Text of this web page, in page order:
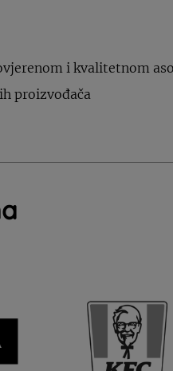
i kvalitetnom
proizvođača